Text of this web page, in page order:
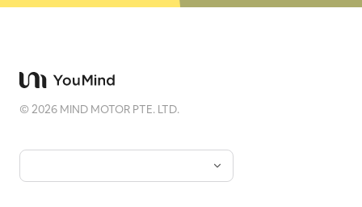
©2026 MIND MOTOR PTE. LTD.